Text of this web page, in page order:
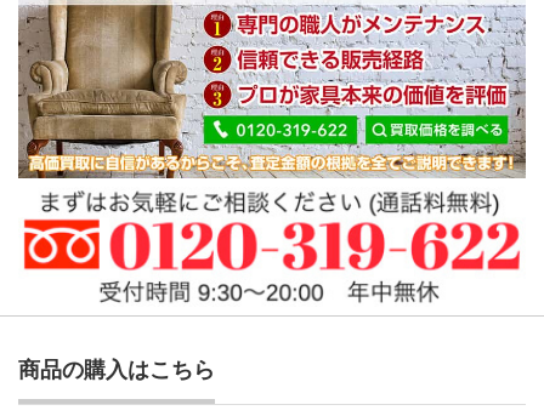
商品の購入はこちら